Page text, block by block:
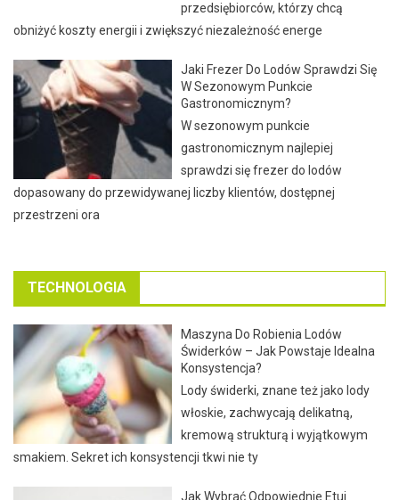
przedsiębiorców, którzy chcą
obniżyć koszty energii i zwiększyć niezależność energe
Jaki Frezer Do Lodów Sprawdzi Się
W Sezonowym Punkcie
Gastronomicznym?
W sezonowym punkcie
gastronomicznym najlepiej
sprawdzi się frezer do lodów
dopasowany do przewidywanej liczby klientów, dostępnej
przestrzeni ora
TECHNOLOGIA
Maszyna Do Robienia Lodów
Świderków – Jak Powstaje Idealna
Konsystencja?
Lody świderki, znane też jako lody
włoskie, zachwycają delikatną,
kremową strukturą i wyjątkowym
smakiem. Sekret ich konsystencji tkwi nie ty
Jak Wybrać Odpowiednie Etui